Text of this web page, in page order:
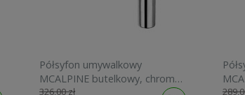
Półsyfon umywalkowy
MCALPINE butelkowy, chrom
326,00 zł